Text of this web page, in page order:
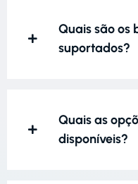
Quais são os
suportados?
Quais as
disponíveis?